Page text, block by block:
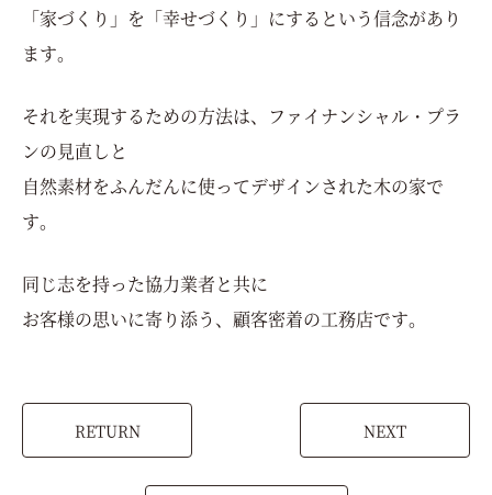
「家づくり」を「幸せづくり」にするという信念があり
ます。
それを実現するための方法は、ファイナンシャル・プラ
ンの見直しと
自然素材をふんだんに使ってデザインされた木の家で
す。
同じ志を持った協力業者と共に
お客様の思いに寄り添う、顧客密着の工務店です。
RETURN NEXT